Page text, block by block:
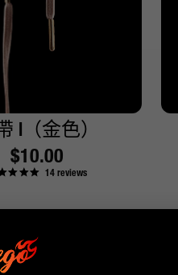
|（金色）
原
價
$10.00
14reviews